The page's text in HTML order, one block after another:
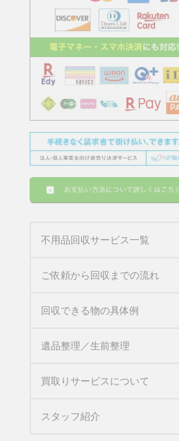
不用品回収サービス一覧
ご依頼から回収までの流れ
回収できる物の具体例
遺品整理／生前整理
買取りサービスについて
スタッフ紹介